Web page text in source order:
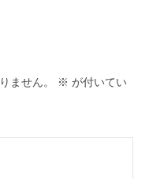
ません。 ※ が付いてい